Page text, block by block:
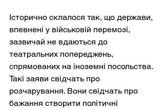
Історично склалося так, що держави,
впевнені у військовій перемозі,
зазвичай не вдаються до
театральних попереджень,
спрямованих на іноземні посольства.
Такі заяви свідчать про
розчарування. Вони свідчать про
бажання створити політичні